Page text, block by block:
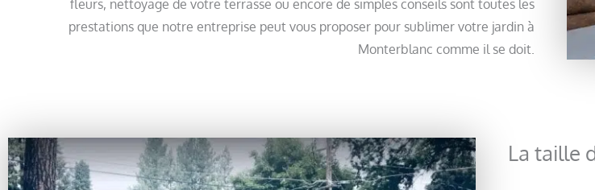
fleurs, nettoyage de votre terrasse ou encore de simples conseils sont toutes les
prestations que notre entreprise peut vous proposer pour sublimer votre jardin à
Monterblanc comme il se doit.
La taille